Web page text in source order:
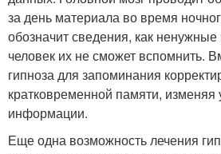
за день материала во время
обозначит сведения, как
человек их не сможет вспомнить.
гипноза для запоминания
кратковременной памяти, изменяя
информации.
Еще одна возможность лечения